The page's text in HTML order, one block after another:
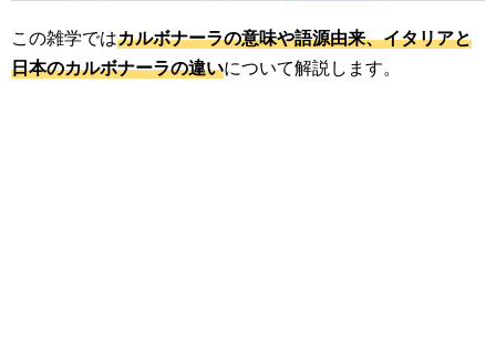
この雑学ではカルボナーラの意味や語源由来、イタリアと
日本のカルボナーラの違いについて解説します。
ためになる雑学
スポーツ雑学